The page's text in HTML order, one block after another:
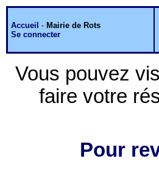
Accueil - Mairie de Rots
Se connecter
Vous pouvez
faire votre
Pour